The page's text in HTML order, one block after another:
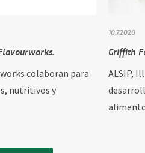
colaboran para
nutritivos y
10.7.2020
Griffith
ALSIP,